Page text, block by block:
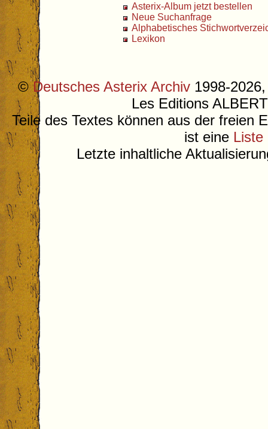
Asterix-Album jetzt bestellen
Neue Suchanfrage
Alphabetisches
Lexikon
©Deutsches Asterix Archiv 1998-
Les Editions
Teile des Textes können aus der freien
ist eine Liste
Letzte inhaltliche